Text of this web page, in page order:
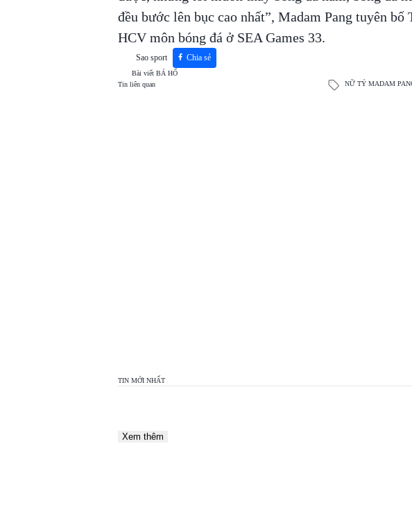
đều bước lên bục cao nhất”, Madam Pang tuyên bố
HCV môn bóng đá ở SEA Games 33.
Sao sport Chia sẻ
Bài viết BÁ HỔ
Tin liên quan
NỮ TỶ MADAM
TIN MỚI NHẤT
Xem thêm